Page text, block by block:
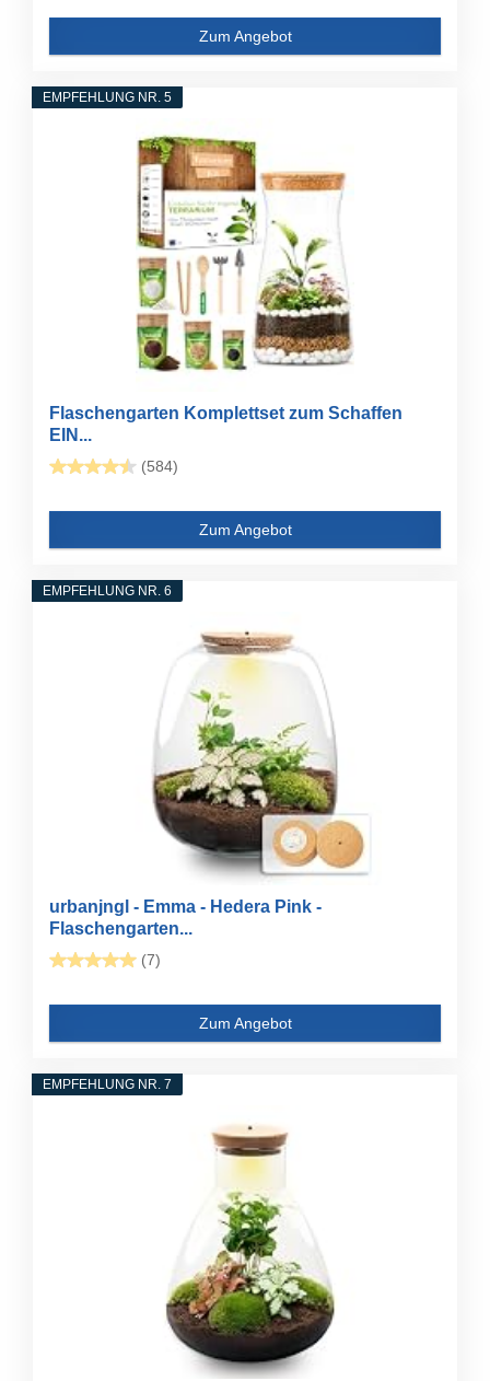
Zum Angebot
EMPFEHLUNG NR. 5
Flaschengarten Komplettset zum Schaffen
EIN...
(584)
Zum Angebot
EMPFEHLUNG NR. 6
urbanjngl - Emma - Hedera Pink -
Flaschengarten...
(7)
Zum Angebot
EMPFEHLUNG NR. 7